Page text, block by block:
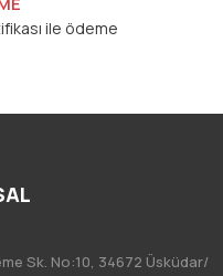
ile ödeme
Sk. No:10, 34672 Üsküdar/